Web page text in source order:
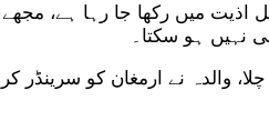
بیانات قلم بند کرنے سے پہلے ہمیں نوٹس کیا جائے، 4 گھنٹے پولیس